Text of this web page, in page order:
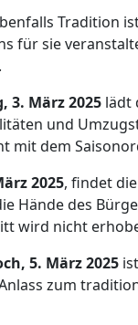
Tradition
für sie
3. März 2025 lädt
und
mit dem
2025, findet die
Hände des
wird nicht
5. März 2025
zum